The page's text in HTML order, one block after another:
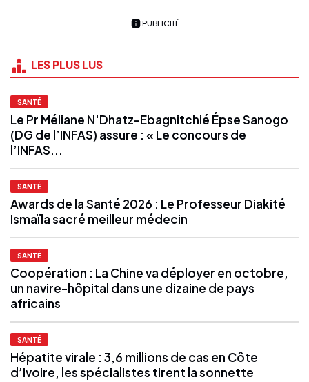
PUBLICITÉ
LES PLUS LUS
SANTÉ
Le Pr Méliane N'Dhatz-Ebagnitchié Épse Sanogo
(DG de l’INFAS) assure : « Le concours de
l’INFAS...
SANTÉ
Awards de la Santé 2026 : Le Professeur Diakité
Ismaïla sacré meilleur médecin
SANTÉ
Coopération : La Chine va déployer en octobre,
un navire-hôpital dans une dizaine de pays
africains
SANTÉ
Hépatite virale : 3,6 millions de cas en Côte
d’Ivoire, les spécialistes tirent la sonnette